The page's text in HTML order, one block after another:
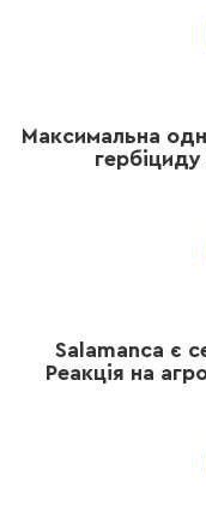
Максимальна
Salamanca є
Реакція на